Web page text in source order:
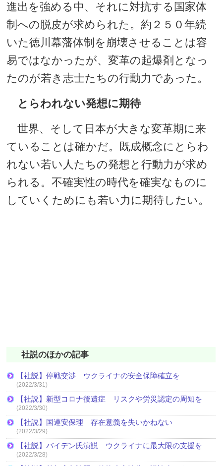
進出を強める中、それに対抗する国家体
制への脱皮が求められた。約２５０年続
いた徳川幕藩体制を崩壊させることは容
易ではなかったが、変革の起爆剤となっ
たのが若き志士たちの行動力であった。
とらわれない発想に期待
世界、そして日本が大きな変革期に来
ていることは確かだ。既成概念にとらわ
れない若い人たちの発想と行動力が求め
られる。不確実性の時代を確実なものに
していくためにも若い力に期待したい。
社説のほかの記事
【社説】停戦交渉 ウクライナの安全保障確立を
(2022/3/31)
【社説】新型コロナ後遺症 リスクや労災認定の周知を
(2022/3/30)
【社説】国連安保理 存在意義を失いかねない
(2022/3/29)
【社説】バイデン氏演説 ウクライナに最大限の支援を
(2022/3/28)